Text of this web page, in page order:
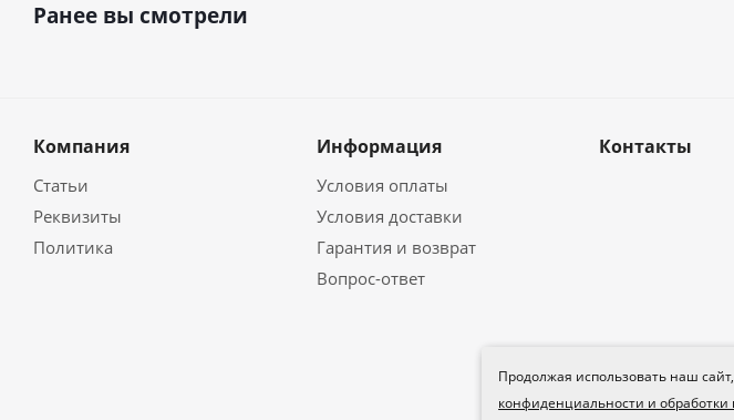
Продолжая использовать наш
конфиденциальности и
Ранее вы смотрели
Компания
Статьи
Реквизиты
Политика
Информация
Условия оплаты
Условия доставки
Гарантия и возврат
Вопрос-ответ
Контакты